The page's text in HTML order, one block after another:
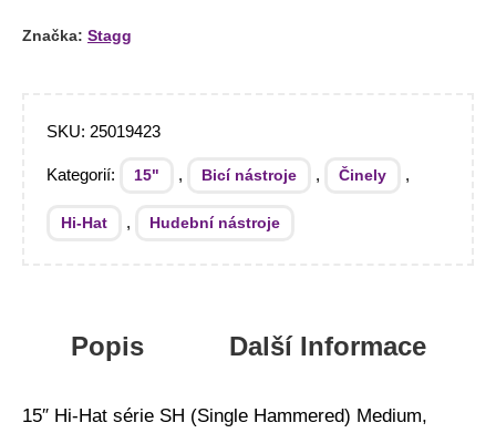
Značka: Stagg
SKU: 25019423
Kategorií: 15" , Bicí nástroje , Činely ,
Hi-Hat , Hudební nástroje
Popis Další Informace
15″ Hi-Hat série SH (Single Hammered) Medium,